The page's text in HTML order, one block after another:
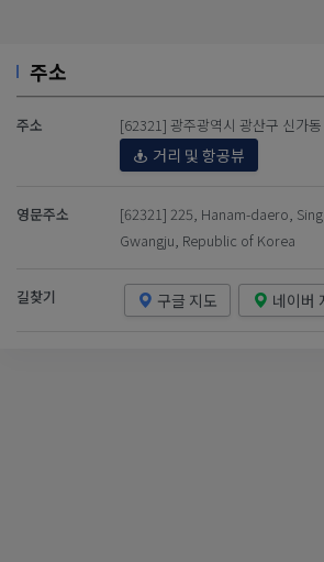
주소
주소 [62321] 광주광역시 광산구 신가
거리 및 항공뷰
영문주소
[62321] 225, Hanam-daero,
Gwangju, Republic of Korea
길찾기 구글 지도 네이버